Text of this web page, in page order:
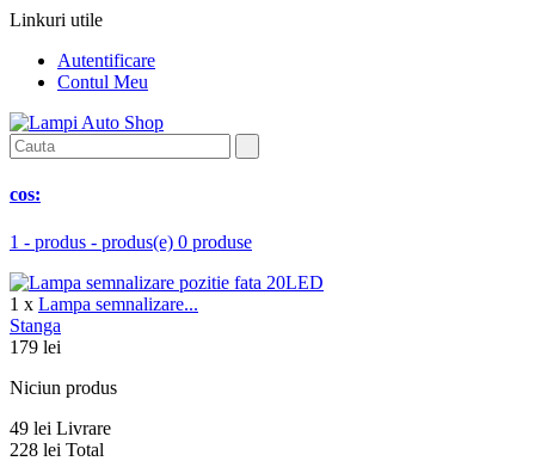
Linkuri utile
Autentificare
Contul Meu
cos:
1 - produs - produs(e) 0 produse
1 x Lampa semnalizare...
Stanga
179 lei
Niciun produs
49 lei Livrare
228 lei Total